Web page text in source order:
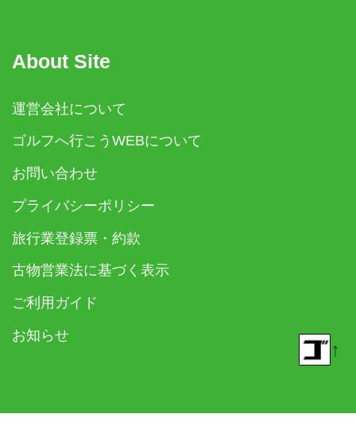
About Site
運営会社について
ゴルフへ行こうWEBについて
お問い合わせ
プライバシーポリシー
旅行業登録票・約款
古物営業法に基づく表示
ご利用ガイド
お知らせ
↑